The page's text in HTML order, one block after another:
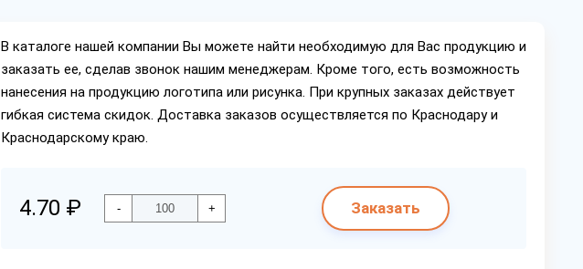
В каталоге нашей компании Вы можете найти необходимую для Вас продукцию и
заказать ее, сделав звонок нашим менеджерам. Кроме того, есть возможность
нанесения на продукцию логотипа или рисунка. При крупных заказах действует
гибкая система скидок. Доставка заказов осуществляется по Краснодару и
Краснодарскому краю.
4.70 ₽ - + Заказать